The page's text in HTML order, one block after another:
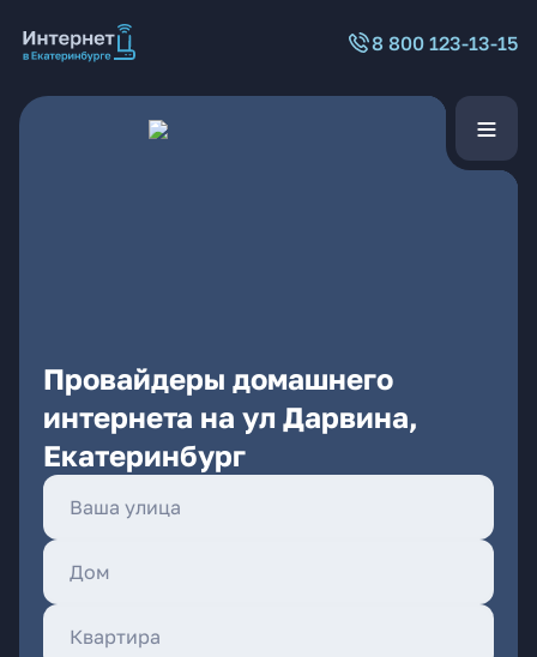
8 800 123-13-15
Провайдеры домашнего
интернета на ул Дарвина,
Екатеринбург